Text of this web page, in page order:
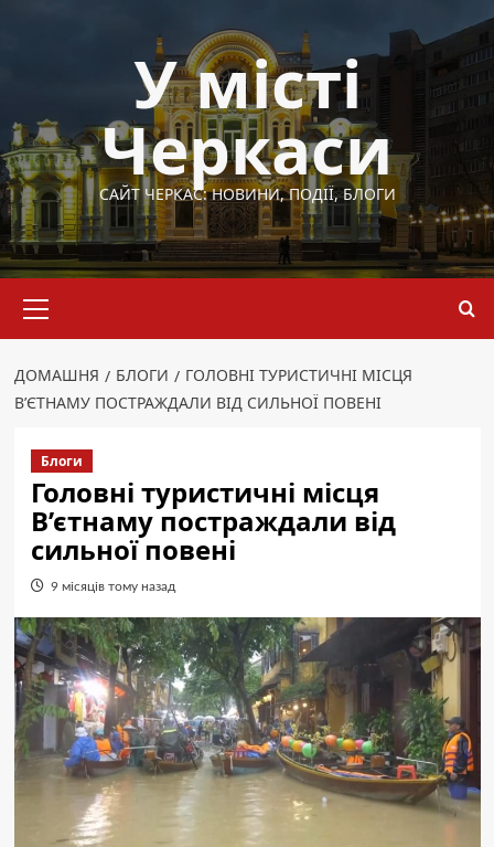
У місті
Черкаси
САЙТ ЧЕРКАС: НОВИНИ, ПОДІЇ, БЛОГИ
меню
ДОМАШНЯ БЛОГИ
ГОЛОВНІ ТУРИСТИЧНІ МІСЦЯ
В’ЄТНАМУ ПОСТРАЖДАЛИ ВІД СИЛЬНОЇ ПОВЕНІ
Блоги
Головні туристичні місця
В’єтнаму постраждали від
сильної повені
9 місяців тому назад